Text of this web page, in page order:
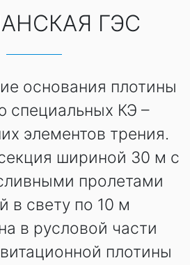
ГЭС
основания плотины
специальных КЭ –
элементов трения.
шириной 30 м с
пролетами
в свету по 10 м
в русловой части
плотины